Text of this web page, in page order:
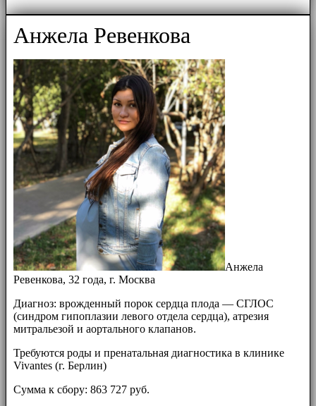
Анжела Ревенкова
Анжела
Ревенкова, 32 года, г. Москва
Диагноз: врожденный порок сердца плода — СГЛОС
(синдром гипоплазии левого отдела сердца), атрезия
митральезой и аортального клапанов.
Требуются роды и пренатальная диагностика в клинике
Vivantes (г. Берлин)
Сумма к сбору: 863 727 руб.